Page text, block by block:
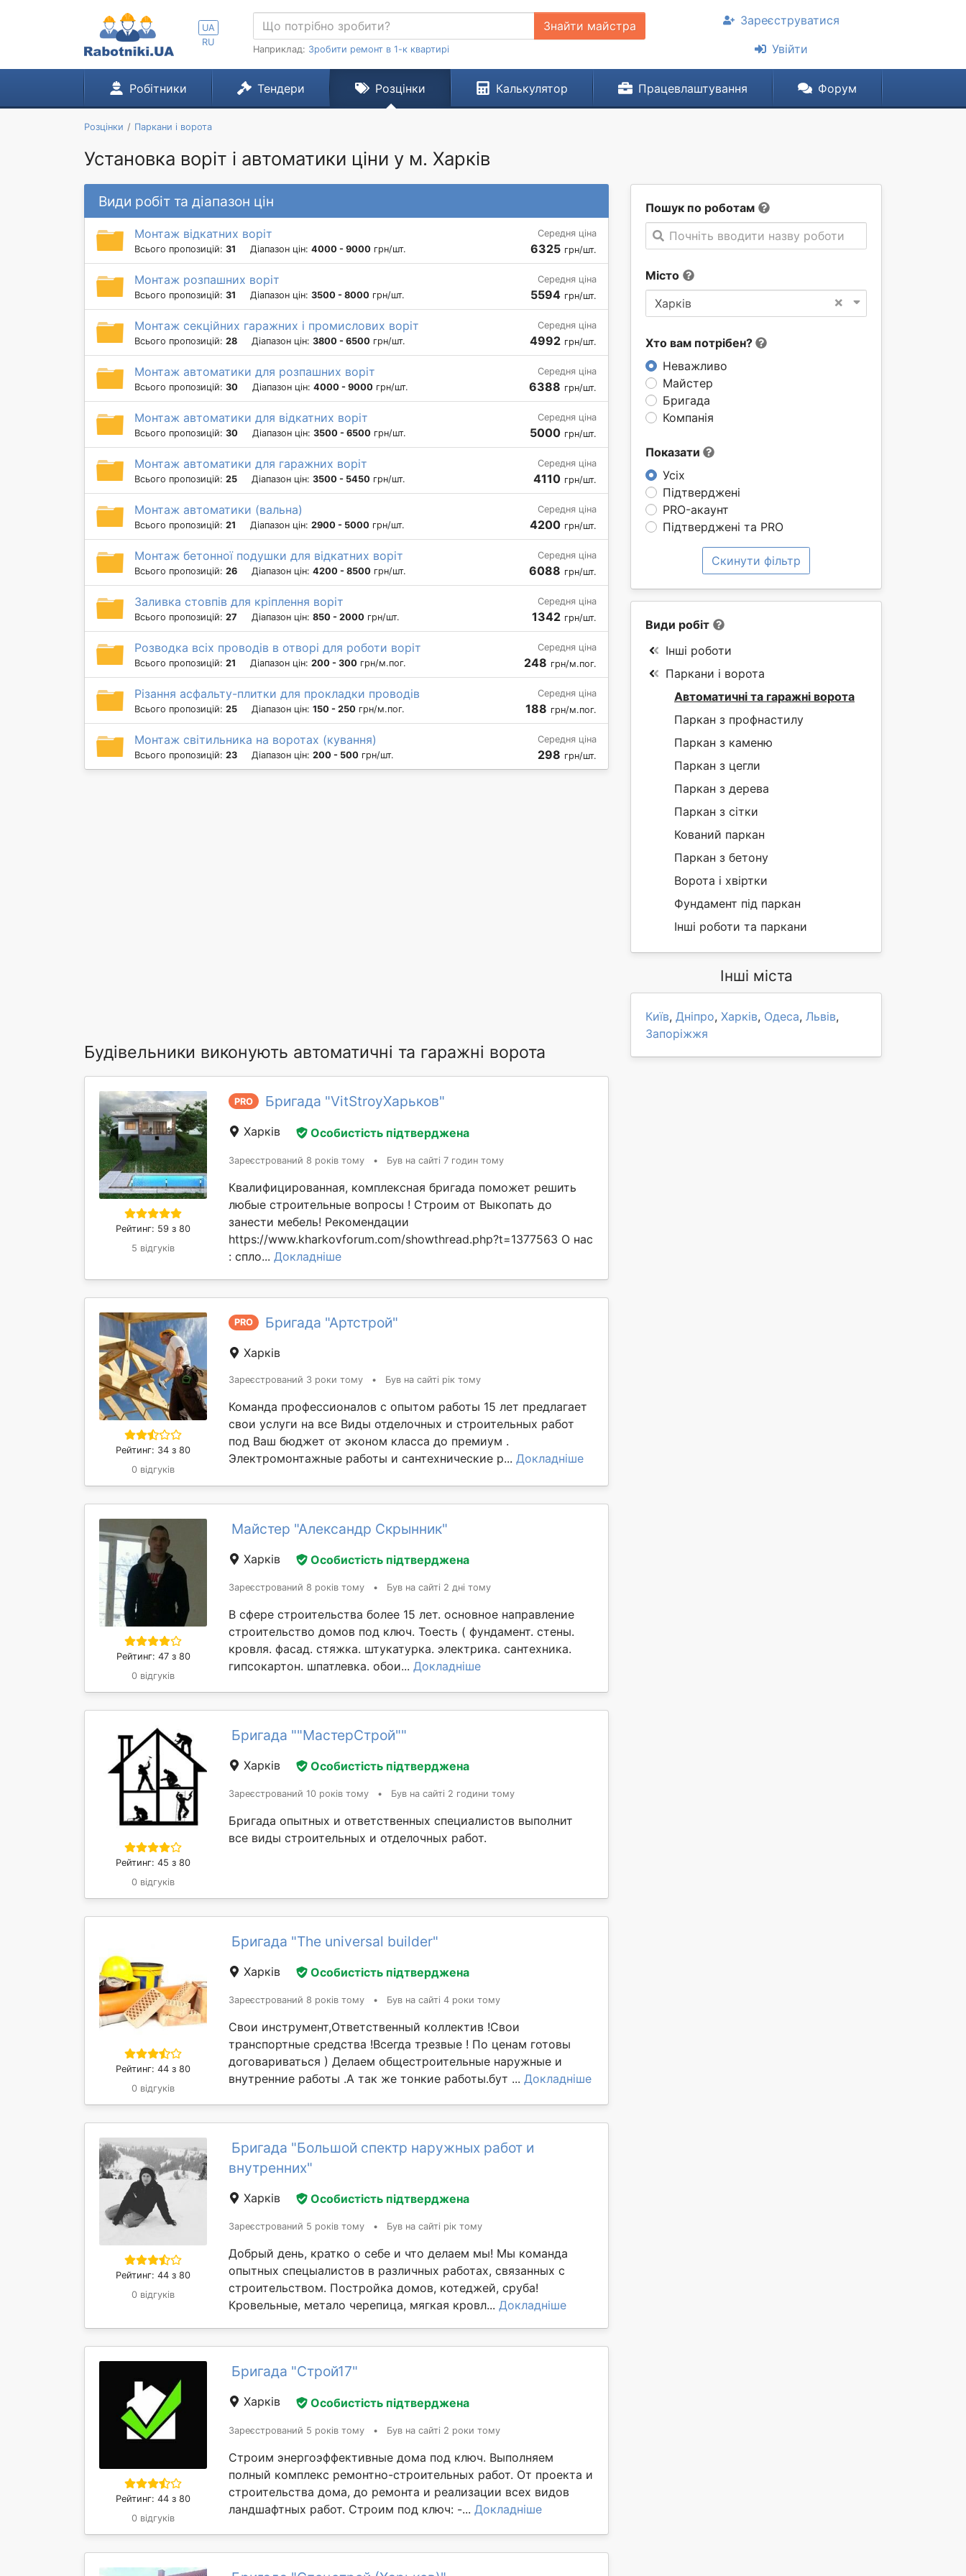
UA
RU
Знайти майстра
Наприклад: Зробити ремонт в 1-к квартирі
Зареєструватися
Увійти
Робітники Тендери Розцінки Калькулятор Працевлаштування Форум
Розцінки Паркани і ворота
Установка воріт і автоматики ціни у м. Харків
Пошук по роботам
Почніть вводити назву роботи
Місто
×
Харків
Хто вам потрібен?
Неважливо
Майстер
Бригада
Компанія
Показати
Усіх
Підтверджені
PRO-акаунт
Підтверджені та PRO
Скинути фільтр
Види робіт та діапазон цін
Монтаж відкатних воріт
Всього пропозицій: 31 Діапазон цін: 4000 - 9000 грн/шт.
Середня ціна
6325 грн/шт.
Монтаж розпашних воріт
Всього пропозицій: 31 Діапазон цін: 3500 - 8000 грн/шт.
Середня ціна
5594 грн/шт.
Монтаж секційних гаражних і промислових воріт
Всього пропозицій: 28 Діапазон цін: 3800 - 6500 грн/шт.
Середня ціна
4992 грн/шт.
Монтаж автоматики для розпашних воріт
Всього пропозицій: 30 Діапазон цін: 4000 - 9000 грн/шт.
Середня ціна
6388 грн/шт.
Монтаж автоматики для відкатних воріт
Всього пропозицій: 30 Діапазон цін: 3500 - 6500 грн/шт.
Середня ціна
5000 грн/шт.
Монтаж автоматики для гаражних воріт
Всього пропозицій: 25 Діапазон цін: 3500 - 5450 грн/шт.
Середня ціна
4110 грн/шт.
Монтаж автоматики (вальна)
Всього пропозицій: 21 Діапазон цін: 2900 - 5000 грн/шт.
Середня ціна
4200 грн/шт.
Монтаж бетонної подушки для відкатних воріт
Всього пропозицій: 26 Діапазон цін: 4200 - 8500 грн/шт.
Середня ціна
6088 грн/шт.
Заливка стовпів для кріплення воріт
Всього пропозицій: 27 Діапазон цін: 850 - 2000 грн/шт.
Середня ціна
1342 грн/шт.
Розводка всіх проводів в отворі для роботи воріт
Всього пропозицій: 21 Діапазон цін: 200 - 300 грн/м.пог.
Середня ціна
248 грн/м.пог.
Різання асфальту-плитки для прокладки проводів
Всього пропозицій: 25 Діапазон цін: 150 - 250 грн/м.пог.
Середня ціна
188 грн/м.пог.
Монтаж світильника на воротах (кування)
Всього пропозицій: 23 Діапазон цін: 200 - 500 грн/шт.
Середня ціна
298 грн/шт.
Будівельники виконують автоматичні та гаражні ворота
Рейтинг: 59 з 80
5 відгуків
PRO Бригада "VitStroyХарьков"
Харків Особистість підтверджена
Зареєстрований 8 років тому • Був на сайті 7 годин тому
Квалифицированная, комплексная бригада поможет решить
любые строительные вопросы ! Строим от Выкопать до
занести мебель! Рекомендации
https://www.kharkovforum.com/showthread.php?t=1377563 О нас
: спло... Докладніше
Рейтинг: 34 з 80
0 відгуків
PRO Бригада "Артстрой"
Харків
Зареєстрований 3 роки тому • Був на сайті рік тому
Команда профессионалов с опытом работы 15 лет предлагает
свои услуги на все Виды отделочных и строительных работ
под Ваш бюджет от эконом класса до премиум .
Электромонтажные работы и сантехнические р... Докладніше
Рейтинг: 47 з 80
0 відгуків
Майстер "Александр Скрынник"
Харків Особистість підтверджена
Зареєстрований 8 років тому • Був на сайті 2 дні тому
В сфере строительства более 15 лет. основное направление
строительство домов под ключ. Тоесть ( фундамент. стены.
кровля. фасад. стяжка. штукатурка. электрика. сантехника.
гипсокартон. шпатлевка. обои... Докладніше
Рейтинг: 45 з 80
0 відгуків
Бригада ""МастерСтрой""
Харків Особистість підтверджена
Зареєстрований 10 років тому • Був на сайті 2 години тому
Бригада опытных и ответственных специалистов выполнит
все виды строительных и отделочных работ.
Рейтинг: 44 з 80
0 відгуків
Бригада "The universal builder"
Харків Особистість підтверджена
Зареєстрований 8 років тому • Був на сайті 4 роки тому
Свои инструмент,Ответственный коллектив !Свои
транспортные средства !Всегда трезвые ! По ценам готовы
договариваться ) Делаем общестроительные наружные и
внутренние работы .А так же тонкие работы.бут ... Докладніше
Рейтинг: 44 з 80
0 відгуків
Бригада "Большой спектр наружных работ и
внутренних"
Харків Особистість підтверджена
Зареєстрований 5 років тому • Був на сайті рік тому
Добрый день, кратко о себе и что делаем мы! Мы команда
опытных спецыалистов в различных работах, связанных с
строительством. Постройка домов, котеджей, сруба!
Кровельные, метало черепица, мягкая кровл... Докладніше
Рейтинг: 44 з 80
0 відгуків
Бригада "Строй17"
Харків Особистість підтверджена
Зареєстрований 5 років тому • Був на сайті 2 роки тому
Строим энергоэффективные дома под ключ. Выполняем
полный комплекс ремонтно-строительных работ. От проекта и
строительства дома, до ремонта и реализации всех видов
ландшафтных работ. Строим под ключ: -... Докладніше
Види робіт
Інші роботи
Паркани і ворота
Автоматичні та гаражні ворота
Паркан з профнастилу
Паркан з каменю
Паркан з цегли
Паркан з дерева
Паркан з сітки
Кований паркан
Паркан з бетону
Ворота і хвіртки
Фундамент під паркан
Інші роботи та паркани
Інші міста
Київ, Дніпро, Харків, Одеса, Львів,
Запоріжжя